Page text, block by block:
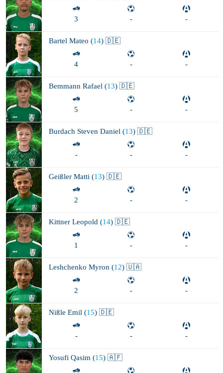
3 - -
Bartel Mateo (14) 🇩🇪
4 - -
Bemmann Rafael (13) 🇩🇪
5 - -
Burdach Steven Daniel (13) 🇩🇪
- - -
Geißler Matti (13) 🇩🇪
2 - -
Kittner Leopold (14) 🇩🇪
1 - -
Leshchenko Myron (12) 🇺🇦
2 - -
Nißle Emil (15) 🇩🇪
- - -
Yosufi Qasim (15) 🇦🇫